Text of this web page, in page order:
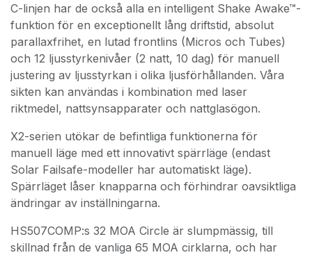
C-linjen har de också alla en intelligent Shake Awake™-
funktion för en exceptionellt lång driftstid, absolut
parallaxfrihet, en lutad frontlins (Micros och Tubes)
och 12 ljusstyrkenivåer (2 natt, 10 dag) för manuell
justering av ljusstyrkan i olika ljusförhållanden. Våra
sikten kan användas i kombination med laser
riktmedel, nattsynsapparater och nattglasögon.
X2-serien utökar de befintliga funktionerna för
manuell läge med ett innovativt spärrläge (endast
Solar Failsafe-modeller har automatiskt läge).
Spärrläget låser knapparna och förhindrar oavsiktliga
ändringar av inställningarna.
HS507COMP:s 32 MOA Circle är slumpmässig, till
skillnad från de vanliga 65 MOA cirklarna, och har